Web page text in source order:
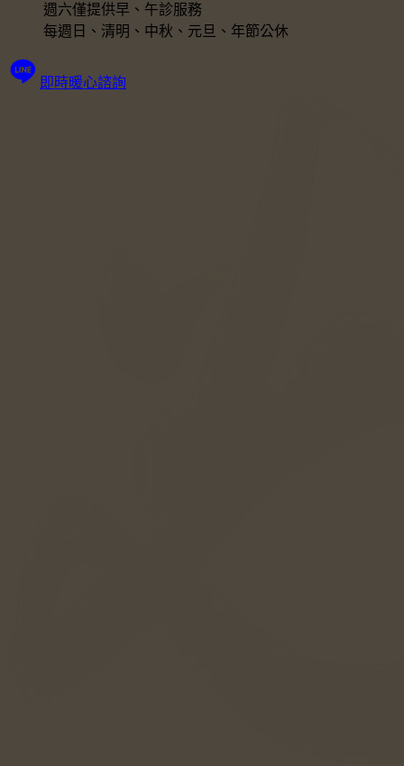
週六僅提供早、午診服務
每週日、清明、中秋、元旦、年節公休
即時暖心諮詢